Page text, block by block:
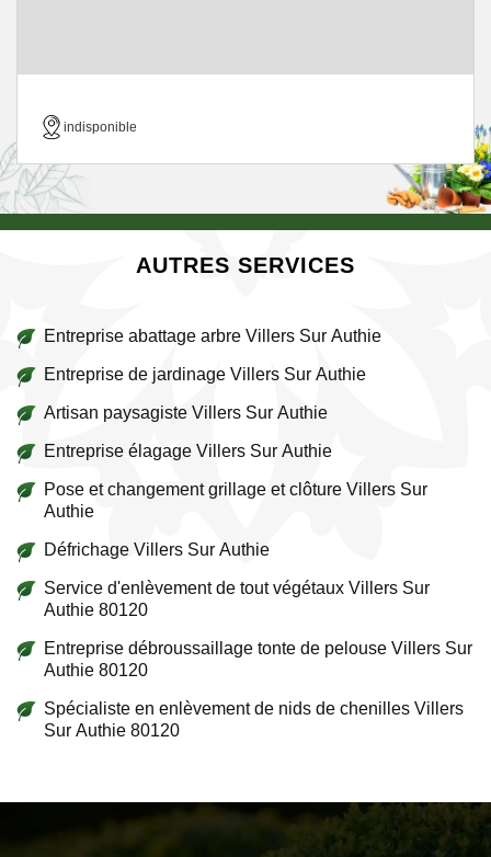
indisponible
AUTRES SERVICES
Entreprise abattage arbre Villers Sur Authie
Entreprise de jardinage Villers Sur Authie
Artisan paysagiste Villers Sur Authie
Entreprise élagage Villers Sur Authie
Pose et changement grillage et clôture Villers Sur
Authie
Défrichage Villers Sur Authie
Service d'enlèvement de tout végétaux Villers Sur
Authie 80120
Entreprise débroussaillage tonte de pelouse Villers Sur
Authie 80120
Spécialiste en enlèvement de nids de chenilles Villers
Sur Authie 80120